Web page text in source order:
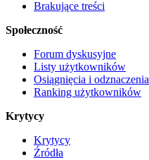
Brakujące treści
Społeczność
Forum dyskusyjne
Listy użytkowników
Osiągnięcia i odznaczenia
Ranking użytkowników
Krytycy
Krytycy
Źródła